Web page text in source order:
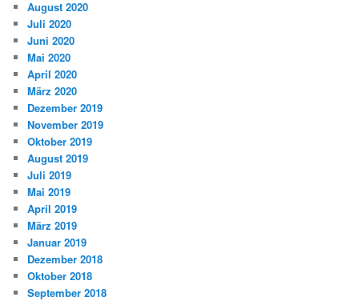
August 2020
Juli 2020
Juni 2020
Mai 2020
April 2020
März 2020
Dezember 2019
November 2019
Oktober 2019
August 2019
Juli 2019
Mai 2019
April 2019
März 2019
Januar 2019
Dezember 2018
Oktober 2018
September 2018